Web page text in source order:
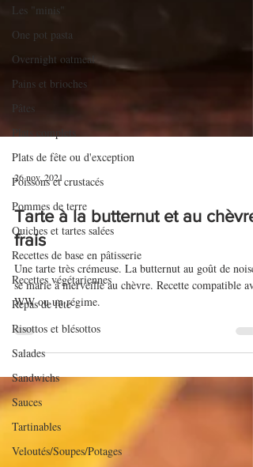
Les "minis"
One pot pasta
Overnight oatmeal
Pains et brioches
Pâtes
Plats complets
Plats de fête ou d'exception
Poissons et crustacés
Pommes de terre
Quiches et tartes salées
Recettes de base en pâtisserie
Recettes végétariennes
Repas de fête
Risottos et blésottos
Salades
Sandwichs
Sauces
Tartinables
Veloutés/Soupes/Potages
26 nov. 2021
Tarte à la butternut et au chèvre
frais
Une tarte très crémeuse. La butternut au goût de
se marie à merveille au chèvre. Recette compatible
WW ou un régime.